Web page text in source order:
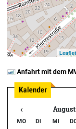
Leaflet
Anfahrt mit dem
‹
MO DI MI